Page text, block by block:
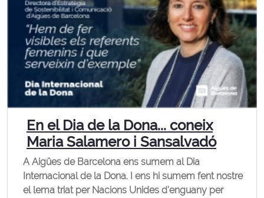
En el Dia de la Dona... coneix
Maria Salamero i Sansalvadó
A Aigües de Barcelona ens sumem al Dia
Internacional de la Dona. I ens hi sumem fent nostre
el lema triat per Nacions Unides d'enguany per